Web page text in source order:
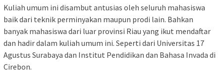
Kuliah umum ini disambut antusias oleh seluruh mahasiswa
baik dari teknik perminyakan maupun prodi lain. Bahkan
banyak mahasiswa dari luar provinsi Riau yang ikut mendaftar
dan hadir dalam kuliah umum ini. Seperti dari Universitas 17
Agustus Surabaya dan Institut Pendidikan dan Bahasa Invada di
Cirebon.